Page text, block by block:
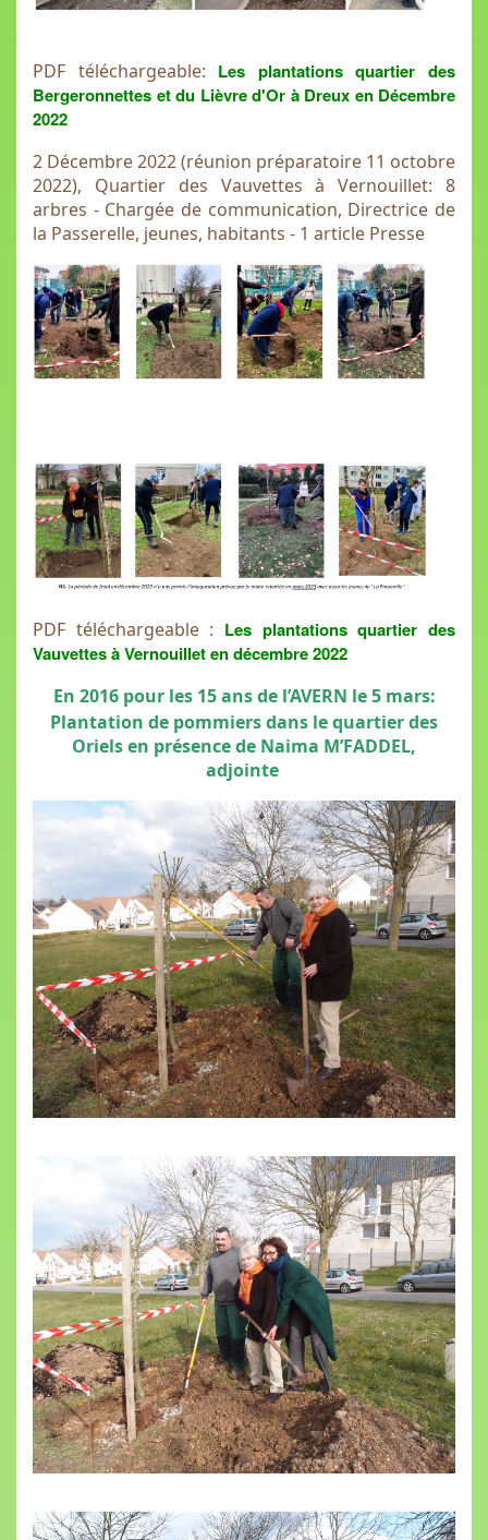
PDF téléchargeable: Les plantations quartier des
Bergeronnettes et du Lièvre d'Or à Dreux en Décembre
2022
2 Décembre 2022 (réunion préparatoire 11 octobre
2022), Quartier des Vauvettes à Vernouillet: 8
arbres - Chargée de communication, Directrice de
la Passerelle, jeunes, habitants - 1 article Presse
PDF téléchargeable : Les plantations quartier des
Vauvettes à Vernouillet en décembre 2022
En 2016 pour les 15 ans de l’AVERN le 5 mars:
Plantation de pommiers dans le quartier des
Oriels en présence de Naima M’FADDEL,
adjointe